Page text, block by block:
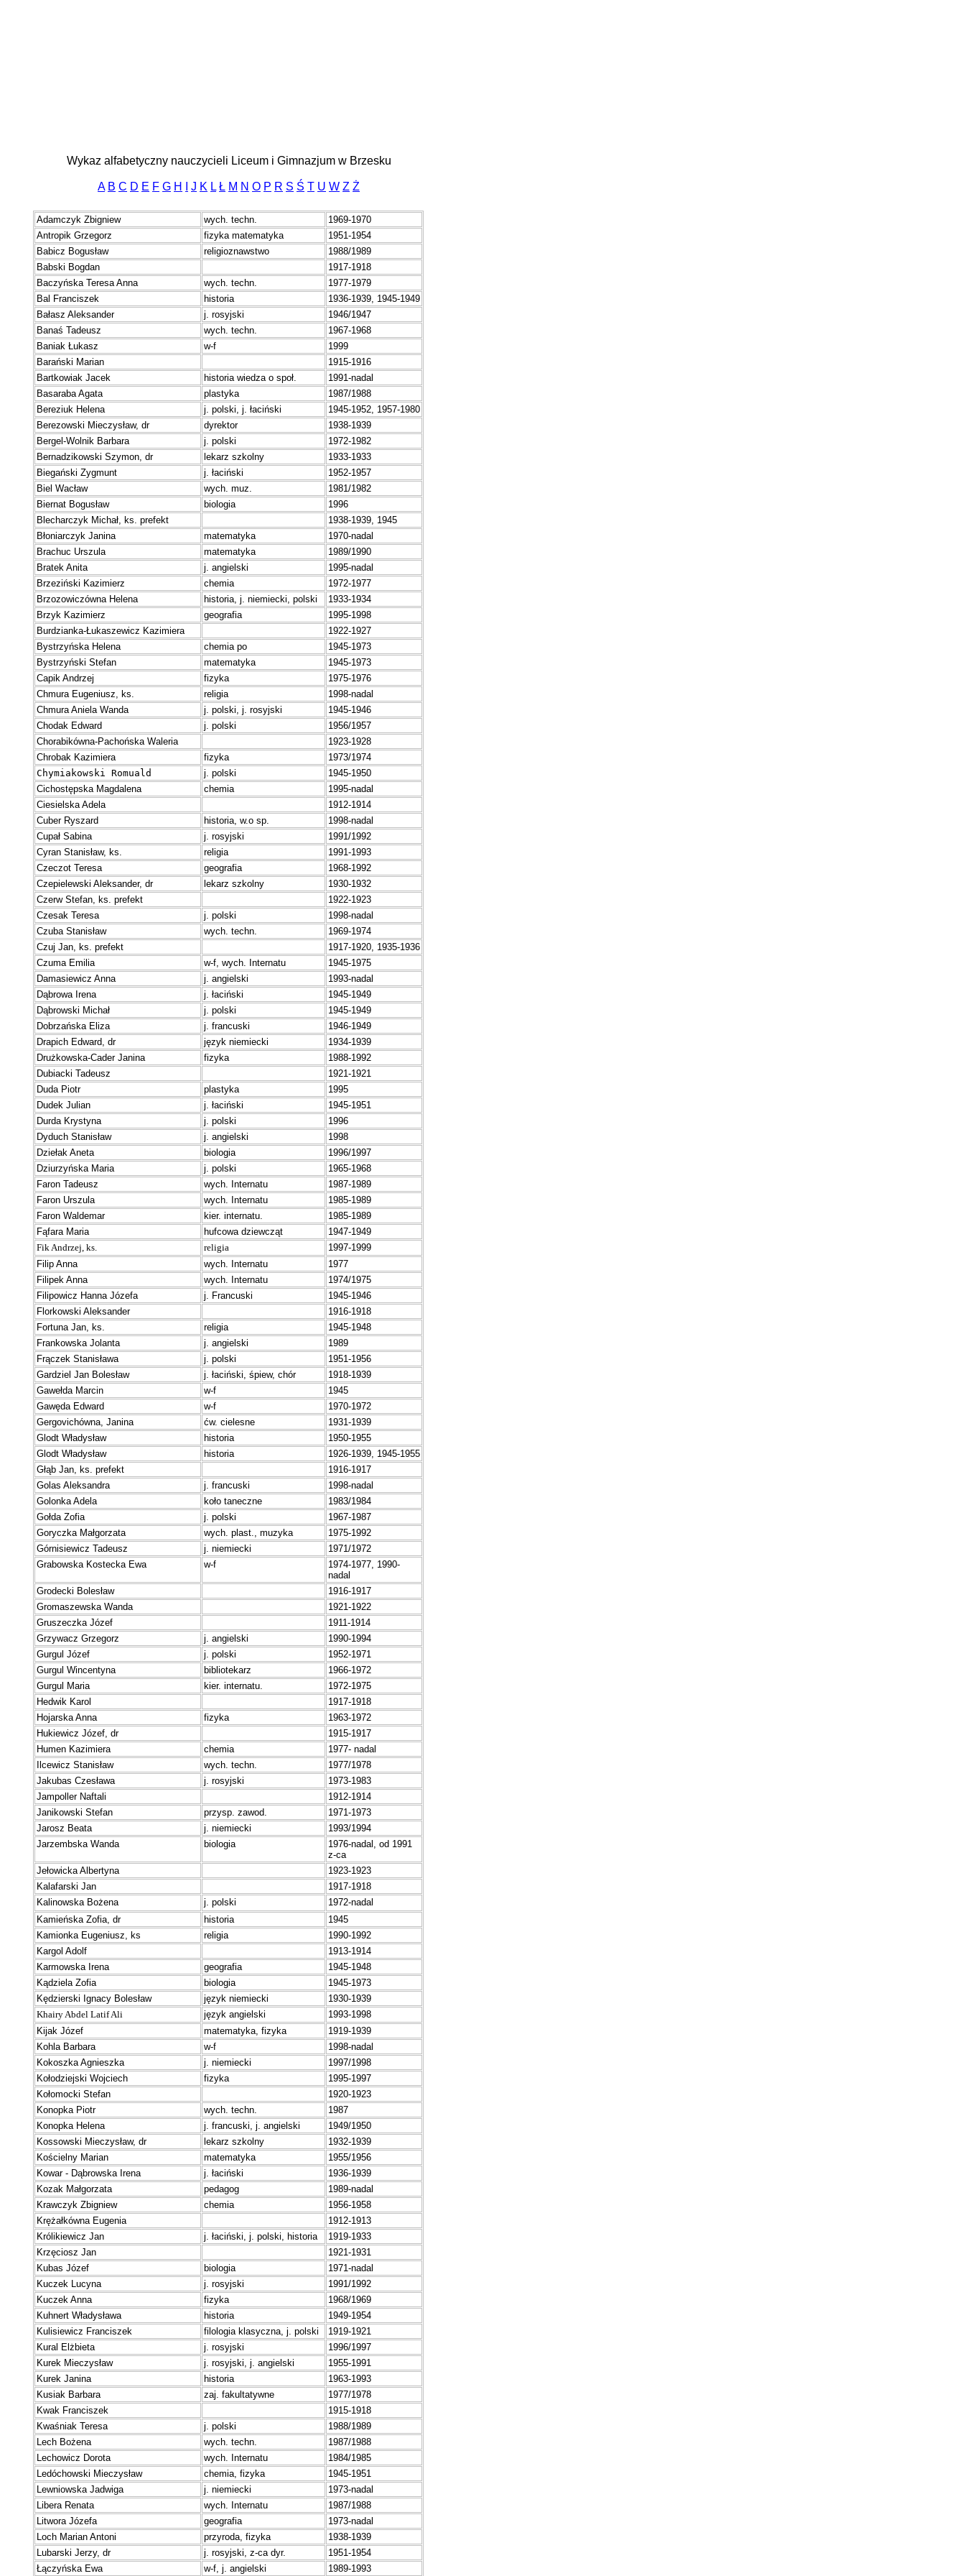
Wykaz alfabetyczny nauczycieli Liceum i Gimnazjum w Brzesku
A B C D E F G H J K L Ł M N O P R S Ś T U W Z Ż
Adamczyk Zbigniew wych. techn.
1969-1970
Antropik Grzegorz
fizyka matematyka
1951-1954
Babicz Bogusław religioznawstwo
1988/1989
Babski Bogdan
1917-1918
Baczyńska Teresa Anna
wych. techn.
1977-1979
Bal Franciszek
historia
1936-1939, 1945-1949
Bałasz Aleksander
j. rosyjski
1946/1947
Banaś Tadeusz
wych. techn.
1967-1968
Baniak Łukasz
w-f
1999
Barański Marian
1915-1916
Bartkowiak Jacek
historia wiedza o społ.
1991-nadal
Basaraba Agata
plastyka
1987/1988
Bereziuk Helena
j. polski, j. łaciński
1945-1952, 1957-1980
Berezowski Mieczysław, dr
dyrektor
1938-1939
Bergel-Wolnik Barbara
j. polski
1972-1982
Bernadzikowski Szymon, dr
lekarz szkolny
1933-1933
Biegański Zygmunt
j. łaciński
1952-1957
Biel Wacław
wych. muz.
1981/1982
Biernat Bogusław
biologia
1996
Blecharczyk Michał, ks. prefekt
1938-1939, 1945
Błoniarczyk Janina
matematyka
1970-nadal
Brachuc Urszula
matematyka
1989/1990
Bratek Anita
j. angielski
1995-nadal
Brzeziński Kazimierz
chemia
1972-1977
Brzozowiczówna Helena
historia, j. niemiecki, polski
1933-1934
Brzyk Kazimierz
geografia
1995-1998
Burdzianka-Łukaszewicz Kazimiera
1922-1927
Bystrzyńska Helena
chemia po
1945-1973
Bystrzyński Stefan
matematyka
1945-1973
Capik Andrzej fizyka
1975-1976
Chmura Eugeniusz, ks.
religia
1998-nadal
Chmura Aniela Wanda
j. polski, j. rosyjski
1945-1946
Chodak Edward
j. polski
1956/1957
Chorabikówna-Pachońska Waleria
1923-1928
Chrobak Kazimiera
fizyka
1973/1974
Chymiakowski Romuald
j. polski
1945-1950
Cichostępska Magdalena
chemia
1995-nadal
Ciesielska Adela
1912-1914
Cuber Ryszard
historia, w.o sp.
1998-nadal
Cupał Sabina
j. rosyjski
1991/1992
Cyran Stanisław, ks.
religia
1991-1993
Czeczot Teresa
geografia
1968-1992
Czepielewski Aleksander, dr
lekarz szkolny
1930-1932
Czerw Stefan, ks. prefekt
1922-1923
Czesak Teresa
j. polski
1998-nadal
Czuba Stanisław
wych. techn.
1969-1974
Czuj Jan, ks. prefekt
1917-1920, 1935-1936
Czuma Emilia
w-f, wych. Internatu
1945-1975
Damasiewicz Anna j. angielski
1993-nadal
Dąbrowa Irena
j. łaciński
1945-1949
Dąbrowski Michał
j. polski
1945-1949
Dobrzańska Eliza
j. francuski
1946-1949
Drapich Edward, dr
język niemiecki
1934-1939
Drużkowska-Cader Janina
fizyka
1988-1992
Dubiacki Tadeusz
1921-1921
Duda Piotr
plastyka
1995
Dudek Julian
j. łaciński
1945-1951
Durda Krystyna
j. polski
1996
Dyduch Stanisław
j. angielski
1998
Dziełak Aneta
biologia
1996/1997
Dziurzyńska Maria
j. polski
1965-1968
Faron Tadeusz wych. Internatu
1987-1989
Faron Urszula
wych. Internatu
1985-1989
Faron Waldemar
kier. internatu.
1985-1989
Fąfara Maria
hufcowa dziewcząt
1947-1949
Fik Andrzej, ks.
religia
1997-1999
Filip Anna
wych. Internatu
1977
Filipek Anna
wych. Internatu
1974/1975
Filipowicz Hanna Józefa
j. Francuski
1945-1946
Florkowski Aleksander
1916-1918
Fortuna Jan, ks.
religia
1945-1948
Frankowska Jolanta
j. angielski
1989
Frączek Stanisława
j. polski
1951-1956
Gardziel Jan Bolesław j. łaciński, śpiew, chór
1918-1939
Gawełda Marcin
w-f
1945
Gawęda Edward
w-f
1970-1972
Gergovichówna, Janina
ćw. cielesne
1931-1939
Glodt Władysław
historia
1950-1955
Glodt Władysław
historia
1926-1939, 1945-1955
Głąb Jan, ks. prefekt
1916-1917
Golas Aleksandra
j. francuski
1998-nadal
Golonka Adela
koło taneczne
1983/1984
Gołda Zofia
j. polski
1967-1987
Goryczka Małgorzata
wych. plast., muzyka
1975-1992
Górnisiewicz Tadeusz
j. niemiecki
1971/1972
Grabowska Kostecka Ewa
w-f
1974-1977, 1990-
nadal
Grodecki Bolesław
1916-1917
Gromaszewska Wanda
1921-1922
Gruszeczka Józef
1911-1914
Grzywacz Grzegorz
j. angielski
1990-1994
Gurgul Józef
j. polski
1952-1971
Gurgul Wincentyna
bibliotekarz
1966-1972
Gurgul Maria
kier. internatu.
1972-1975
Hedwik Karol
1917-1918
Hojarska Anna
fizyka
1963-1972
Hukiewicz Józef, dr
1915-1917
Humen Kazimiera
chemia
1977- nadal
lcewicz Stanisław wych. techn.
1977/1978
Jakubas Czesława j. rosyjski
1973-1983
Jampoller Naftali
1912-1914
Janikowski Stefan
przysp. zawod.
1971-1973
Jarosz Beata
j. niemiecki
1993/1994
Jarzembska Wanda
biologia
1976-nadal, od 1991
z-ca
Jełowicka Albertyna
1923-1923
Kalafarski Jan
1917-1918
Kalinowska Bożena
j. polski
1972-nadal
Kamieńska Zofia, dr
historia
1945
Kamionka Eugeniusz, ks
religia
1990-1992
Kargol Adolf
1913-1914
Karmowska Irena
geografia
1945-1948
Kądziela Zofia
biologia
1945-1973
Kędzierski Ignacy Bolesław
język niemiecki
1930-1939
Khairy Abdel Latif Ali
język angielski
1993-1998
Kijak Józef
matematyka, fizyka
1919-1939
Kohla Barbara
w-f
1998-nadal
Kokoszka Agnieszka
j. niemiecki
1997/1998
Kołodziejski Wojciech
fizyka
1995-1997
Kołomocki Stefan
1920-1923
Konopka Piotr
wych. techn.
1987
Konopka Helena
j. francuski, j. angielski
1949/1950
Kossowski Mieczysław, dr
lekarz szkolny
1932-1939
Kościelny Marian
matematyka
1955/1956
Kowar - Dąbrowska Irena
j. łaciński
1936-1939
Kozak Małgorzata
pedagog
1989-nadal
Krawczyk Zbigniew
chemia
1956-1958
Krężałkówna Eugenia
1912-1913
Królikiewicz Jan
j. łaciński, j. polski, historia
1919-1933
Krzęciosz Jan
1921-1931
Kubas Józef
biologia
1971-nadal
Kuczek Lucyna
j. rosyjski
1991/1992
Kuczek Anna
fizyka
1968/1969
Kuhnert Władysława
historia
1949-1954
Kulisiewicz Franciszek
filologia klasyczna, j. polski
1919-1921
Kural Elżbieta
j. rosyjski
1996/1997
Kurek Mieczysław
j. rosyjski, j. angielski
1955-1991
Kurek Janina
historia
1963-1993
Kusiak Barbara
zaj. fakultatywne
1977/1978
Kwak Franciszek
1915-1918
Kwaśniak Teresa
j. polski
1988/1989
Lech Bożena wych. techn.
1987/1988
Lechowicz Dorota
wych. Internatu
1984/1985
Ledóchowski Mieczysław
chemia, fizyka
1945-1951
Lewniowska Jadwiga
j. niemiecki
1973-nadal
Libera Renata
wych. Internatu
1987/1988
Litwora Józefa
geografia
1973-nadal
Loch Marian Antoni
przyroda, fizyka
1938-1939
Lubarski Jerzy, dr
j. rosyjski, z-ca dyr.
1951-1954
Łączyńska Ewa w-f, j. angielski 1989-1993